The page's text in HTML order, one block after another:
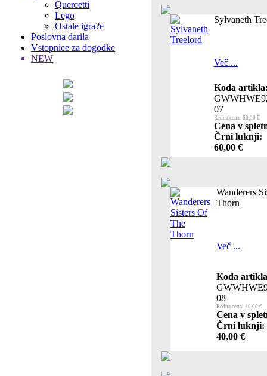
Quercetti
Lego
Ostale igra?e
Poslovna darila
Vstopnice za dogodke
NEW
Sylvaneth
Več ...
Koda
07
Redna cena: 60,00 €
Cena v
Črni luknji:
60,00 €
Wanderers
Thorn
Več ...
Koda
08
Redna cena: 40,00 €
Cena v
Črni luknji:
40,00 €